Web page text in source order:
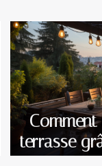
terrasse